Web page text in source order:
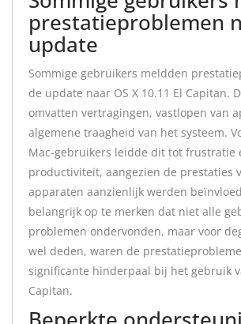
prestatieproblemen
update
Sommige gebruikers meldden
de update naar OS X 10.11 El Capitan.
omvatten vertragingen, vastlopen van
algemene traagheid van het systeem.
Mac-gebruikers leidde dit tot frustratie
productiviteit, aangezien de prestaties
apparaten aanzienlijk werden
belangrijk op te merken dat niet alle
problemen ondervonden, maar voor
wel deden, waren de
significante hinderpaal bij het gebruik
Capitan.